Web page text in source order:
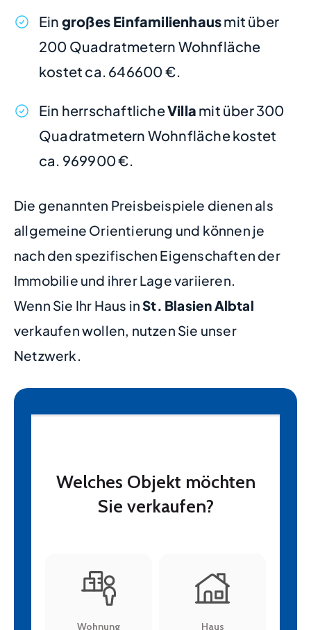
Ein großes Einfamilienhausmit über
200 Quadratmetern Wohnfläche
kostet ca. 646600 €.
Ein herrschaftlicheVilla mit über 300
Quadratmetern Wohnfläche kostet
ca. 969900 €.
Die genannten Preisbeispiele dienen als
allgemeine Orientierung und können je
nach den spezifischen Eigenschaften der
Immobilie und ihrer Lage variieren.
Wenn Sie Ihr Haus inSt. Blasien Albtal
verkaufen wollen, nutzen Sie unser
Netzwerk.